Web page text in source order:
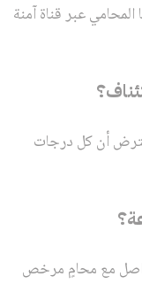
عبر قناة آمنة
أن كل درجات
مع محامٍ مرخص